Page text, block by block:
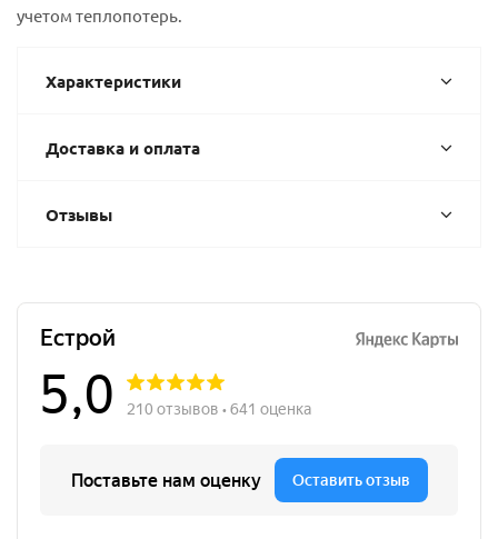
учетом теплопотерь.
Характеристики
Доставка и оплата
Отзывы